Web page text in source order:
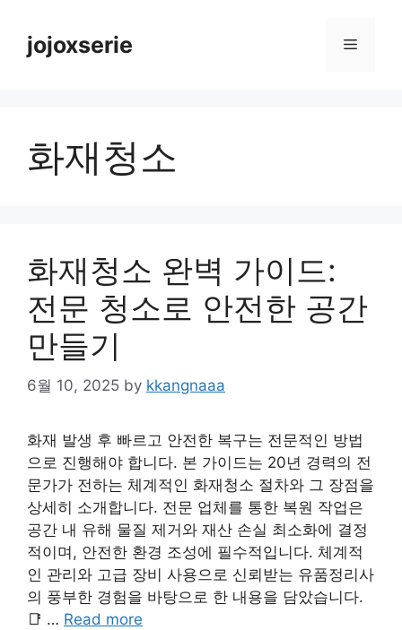
contentjojoxserie Menu
화재청소
화재청소 완벽 가이드:
전문 청소로 안전한 공간
만들기
6월 10, 2025 by kkangnaaa
화재 발생 후 빠르고 안전한 복구는 전문적인 방법
으로 진행해야 합니다. 본 가이드는 20년 경력의 전
문가가 전하는 체계적인 화재청소 절차와 그 장점을
상세히 소개합니다. 전문 업체를 통한 복원 작업은
공간 내 유해 물질 제거와 재산 손실 최소화에 결정
적이며, 안전한 환경 조성에 필수적입니다. 체계적
인 관리와 고급 장비 사용으로 신뢰받는 유품정리사
의 풍부한 경험을 바탕으로 한 내용을 담았습니다.
📑 … Read more